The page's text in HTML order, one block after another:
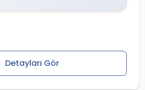
Detayları Gör